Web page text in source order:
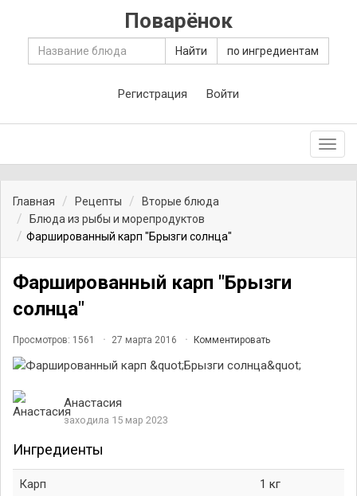
Поварёнок
Найти по ингредиентам
Регистрация Войти
Главная Рецепты
Вторые блюда
Блюда из рыбы и морепродуктов
Фаршированный карп "Брызги солнца"
Фаршированный карп "Брызги
солнца"
Просмотров: 1561 27 марта 2016 Комментировать
Анастасия
заходила 15 мар 2023
Ингредиенты
Карп 1 кг